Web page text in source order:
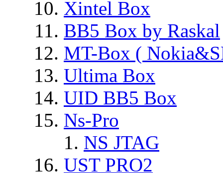
Xintel Box
BB5 Box by Raskal
MT-Box (
Ultima Box
UID BB5 Box
Ns-Pro
NS JTAG
UST PRO2